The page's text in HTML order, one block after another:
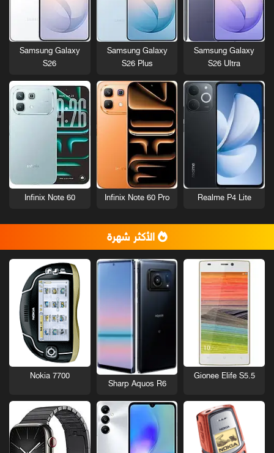
Samsung Galaxy
S26 Ultra
Samsung Galaxy
S26 Plus
Samsung Galaxy
S26
Realme P4 Lite
Infinix Note 60 Pro
Infinix Note 60
الأكثر شهرة
Gionee Elife S5.5
Sharp Aquos R6
Nokia 7700